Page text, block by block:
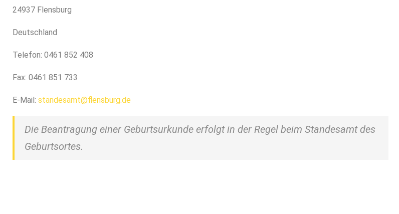
24937 Flensburg
Deutschland
Telefon: 0461 852 408
Fax: 0461 851 733
E-Mail: standesamt@flensburg.de
Die Beantragung einer Geburtsurkunde erfolgt in der Regel beim Standesamt des
Geburtsortes.